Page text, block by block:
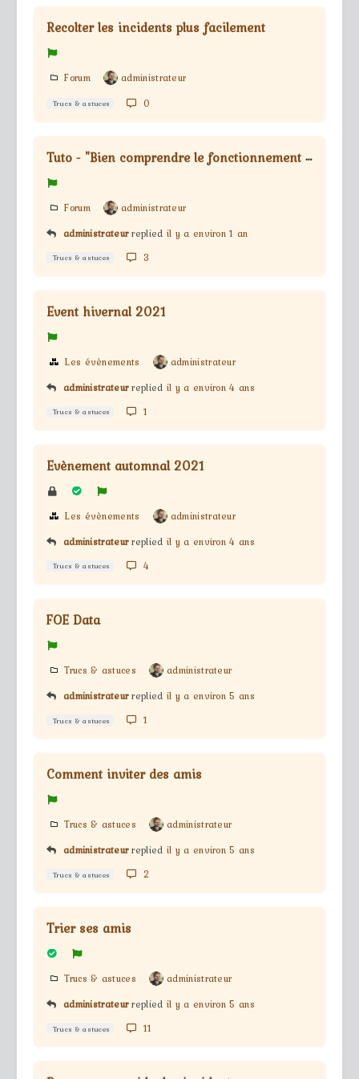
Recolter les incidents plus facilement
Forum administrateur
Trucs & astuces 0
T
uto - "Bien comprendre le fonctionnement du 1.9"
Forum
administrateur
administrateur replied il y a environ 1 an
Trucs & astuces 3
Event hivernal 2021
Les évènements
administrateur
administrateur replied il y a environ 4 ans
Trucs & astuces 1
Evènement automnal 2021
Les évènements
administrateur
administrateur replied il y a environ 4 ans
Trucs & astuces 4
FOE Data
Trucs & astuces
administrateur
administrateur replied il y a environ 5 ans
Trucs & astuces 1
Comment inviter des amis
Trucs & astuces
administrateur
administrateur replied il y a environ 5 ans
Trucs & astuces 2
Trier ses amis
Trucs & astuces
administrateur
administrateur replied il y a environ 5 ans
Trucs & astuces 11